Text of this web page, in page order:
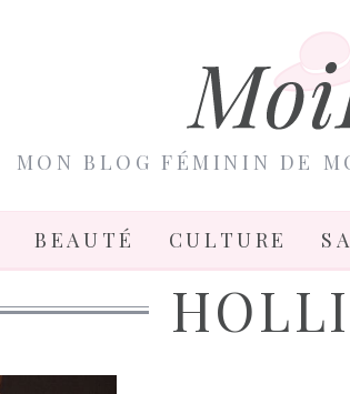
MON BLOG FÉMININ DE
BEAUTÉ CULTURE